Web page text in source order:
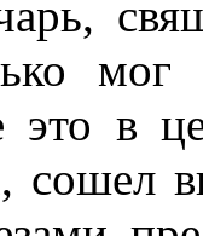
это в
сошел